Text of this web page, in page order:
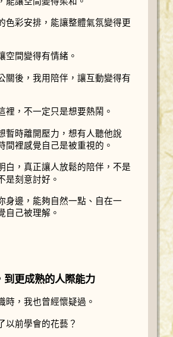
色彩安排，能讓整體氣氛變得更
空間變得有情緒。
關後，我用陪伴，讓互動變得有
裡，不一定只是想要熱鬧。
暫時離開壓力，想有人聽他說
間裡感覺自己是被重視的。
白，真正讓人放鬆的陪伴，不是
是刻意討好。
身邊，能夠自然一點、自在一
自己被理解。
到更成熟的人際能力
時，我也曾經懷疑過。
以前學會的花藝？